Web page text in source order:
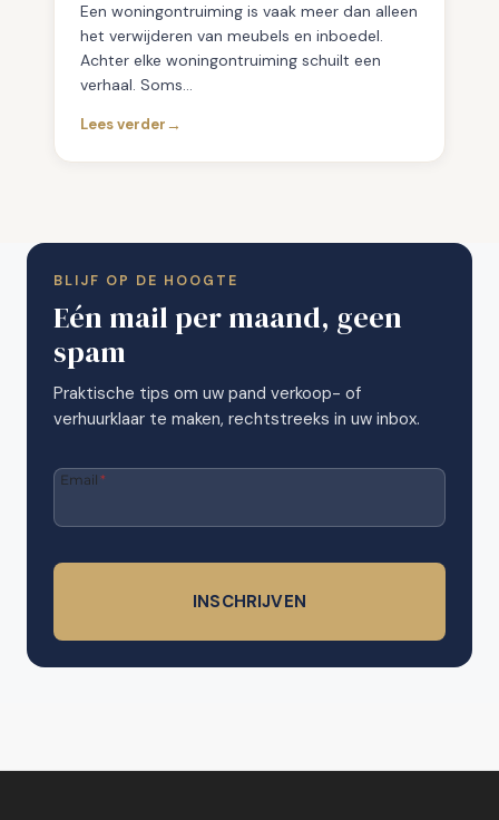
e
l
g
i
?
Een woningontruiming is vaak meer dan alleen
het verwijderen van meubels en inboedel.
Achter elke woningontruiming schuilt een
verhaal. Soms…
Lees verder
:
n
o
n
r
i
m
n
g
i
ë
BLIJF OP DE HOOGTE
Eén mail per maand, geen
spam
Praktische tips om uw pand verkoop- of
verhuurklaar te maken, rechtstreeks in uw inbox.
Email *
INSCHRIJVEN